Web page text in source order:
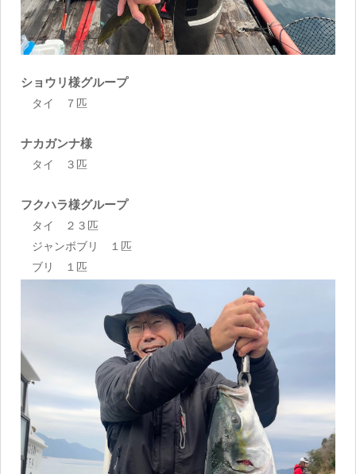
ショウリ様グループ
タイ ７匹
ナカガンナ様
タイ ３匹
フクハラ様グループ
タイ ２３匹
ジャンボブリ １匹
ブリ １匹